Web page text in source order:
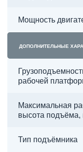
Мощность
ДОПОЛНИТЕЛЬНЫЕ
рабочей
Максимальная
высота подъёма,
Тип подъёмника